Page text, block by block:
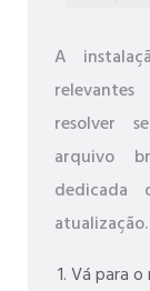
A
resolver
arquivo
dedicada
atualização.
Vá para o